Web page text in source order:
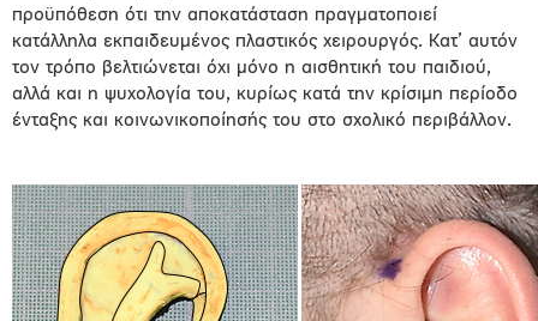
προϋπόθεση ότι την αποκατάσταση πραγματοποιεί
κατάλληλα εκπαιδευμένος πλαστικός χειρουργός. Κατ’ αυτόν
τον τρόπο βελτιώνεται όχι μόνο η αισθητική του παιδιού,
αλλά και η ψυχολογία του, κυρίως κατά την κρίσιμη περίοδο
ένταξης και κοινωνικοποίησής του στο σχολικό περιβάλλον.